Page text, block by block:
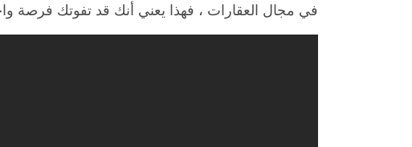
في مجال العقارات ، فهذا يعني أنك قد تفوتك فرصة